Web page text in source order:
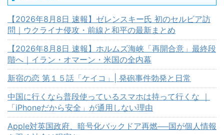
【2026年8月8日 速報】ゼレンスキー氏 初のセルビア訪
問｜ウクライナ侵攻・前線と和平の最新まとめ
【2026年8月8日 速報】ホルムズ海峡「再開合意」最終段
階へ｜イラン・オマーン・米国の全内幕
新宿の恋 第１５話「ケイコ」| 発砲事件勃発と日常
中国に行くなら普段使っているスマホは持って行くな ｜
「iPhoneだから安全」が通用しない理由
Apple対英国政府、暗号化バックドア再燃──国が個人情報